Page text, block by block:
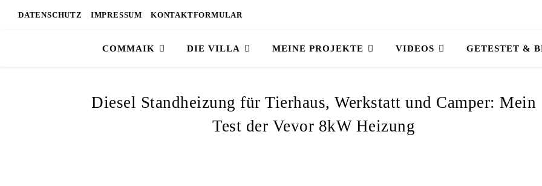
DATENSCHUTZ IMPRESSUM KONTAKTFORMULAR
COMMAIK DIE VILLA MEINE PROJEKTE VIDEOS GETESTET &
Diesel Standheizung für Tierhaus, Werkstatt und Camper: Mein
Test der Vevor 8kW Heizung